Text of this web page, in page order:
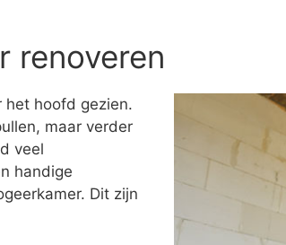
renoveren
het hoofd gezien.
maar verder
veel
handige
Dit zijn